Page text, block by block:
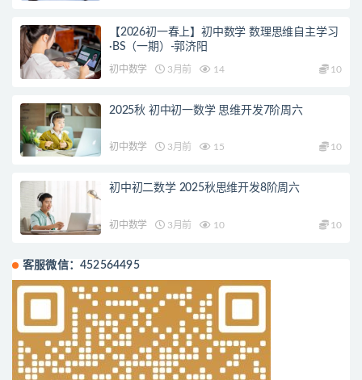
【2026初一春上】初中数学 数理思维自主学习
·BS（一期）-郭济阳
初中数学 3月前 14 10
2025秋 初中初一数学 思维开发7阶周六
初中数学 3月前 15 10
初中初二数学 2025秋思维开发8阶周六
初中数学 3月前 10 10
客服微信：452564495